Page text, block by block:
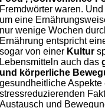
Fremdwörter waren.
um eine
nur wenige Wochen
Ernährung entspricht
sogar von einer Kultur
Lebensmitteln auch das
und körperliche
gesundheitliche Aspekte
stressreduzierenden
Austausch und